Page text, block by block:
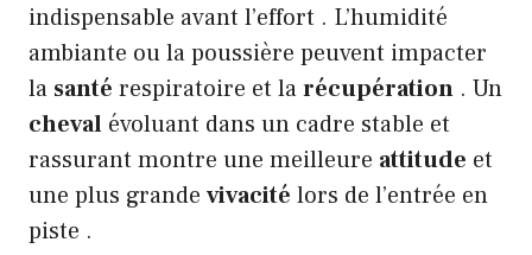
indispensable avant l’effort . L’humidité
ambiante ou la poussière peuvent impacter
la santé respiratoire et larécupération . Un
cheval évoluant dans un cadre stable et
rassurant montre une meilleure attitude et
une plus grande vivacité lors de l’entrée en
piste .